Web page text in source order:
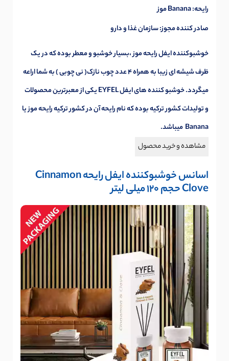
رایحه: Banana موز
صادر کننده مجوز: سازمان غذا و دارو
خوشبوکننده ایفل رایحه موز ،بسیار خوشبو و معطر بوده که در یک
ظرف شیشه ای زیبا به همراه 4 عدد چوب نازک( نی چوبی ) به شما اراعه
میگردد. خوشبو کننده های ایفل EYFEL یکی از معبرترین محصولات
و تولیدات کشور ترکیه بوده که نام رایحه آن در کشور ترکیه رایحه موز یا
Banana میباشد.
مشاهده و خرید محصول
اسانس خوشبوکننده ایفل رایحه Cinnamon
Clove حجم 120 میلی لیتر